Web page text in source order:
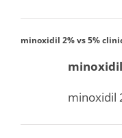
minoxidil 2% vs 5%
minoxidil